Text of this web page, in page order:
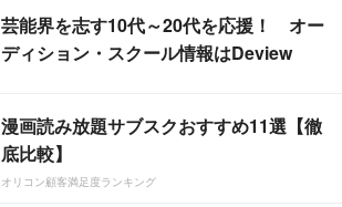
芸能界を志す10代～20代を応援！ オー
ディション・スクール情報はDeview
漫画読み放題サブスクおすすめ11選【徹
底比較】
オリコン顧客満足度ランキング